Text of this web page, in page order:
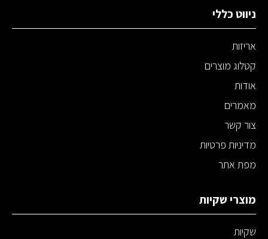
ניווט כללי
אריזות
קטלוג מוצרים
אודות
מאמרים
צור קשר
מדיניות פרטיות
מפת אתר
מוצרי שקיות
שקיות